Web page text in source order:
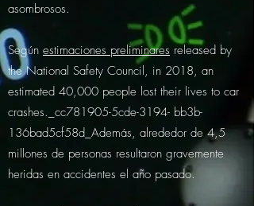
asombrosos.
Según estimaciones preliminares released by
the National Safety Council, in 2018, an
estimated 40,000 people lost their lives to car
crashes._cc781905-5cde-3194- bb3b-
136bad5cf58d_Además, alrededor de 4,5
millones de personas resultaron gravemente
heridas en accidentes el año pasado.